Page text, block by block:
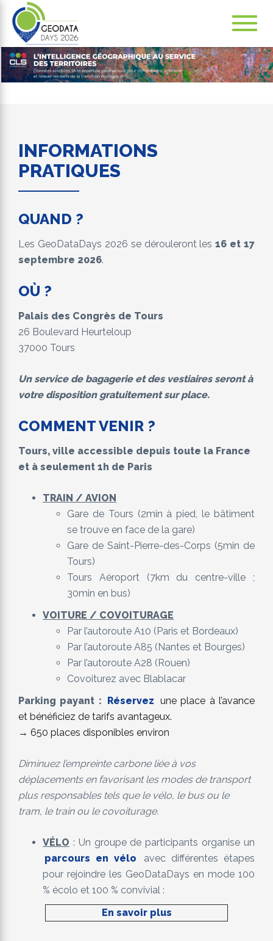
INFORMATIONS
PRATIQUES
QUAND ?
Les GeoDataDays 2026 se dérouleront les 16 et 17
septembre 2026.
OÙ ?
Palais des Congrès de Tours
26 Boulevard Heurteloup
37000 Tours
Un service de bagagerie et des vestiaires seront à
votre disposition gratuitement sur place.
COMMENT VENIR ?
Tours, ville accessible depuis toute la France
et à seulement 1h de Paris
TRAIN / AVION
Gare de Tours (2min à pied, le bâtiment
se trouve en face de la gare)
Gare de Saint-Pierre-des-Corps (5min de
Tours)
Tours Aéroport
(7km du centre-ville ;
30min en bus)
VOITURE / COVOITURAGE
Par l’autoroute A10 (Paris et Bordeaux)
Par l’autoroute A85 (Nantes et Bourges)
Par l’autoroute A28 (Rouen)
Covoiturez avec Blablacar
Parking payant : Réservez une place à l’avance
et bénéficiez de tarifs avantageux.
→ 650 places disponibles environ
Diminuez l’empreinte carbone liée à vos
déplacements en favorisant les modes de transport
plus responsables tels que le vélo, le bus ou le
tram, le train ou le covoiturage.
VÉLO : Un groupe de participants organise un
parcours en vélo
avec différentes étapes
pour rejoindre les GeoDataDays en mode 100
% écolo et 100 % convivial :
En savoir plus